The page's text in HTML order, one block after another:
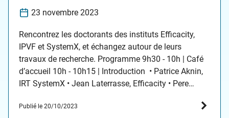
23 novembre 2023
Rencontrez les doctorants des instituts Efficacity,
IPVF et SystemX, et échangez autour de leurs
travaux de recherche. Programme 9h30 - 10h | Café
d’accueil 10h - 10h15 | Introduction • Patrice Aknin,
IRT SystemX • Jean Laterrasse, Efficacity • Pere
Olivier de Lagarde (Collège de Paris)…
Publié le 20/10/2023